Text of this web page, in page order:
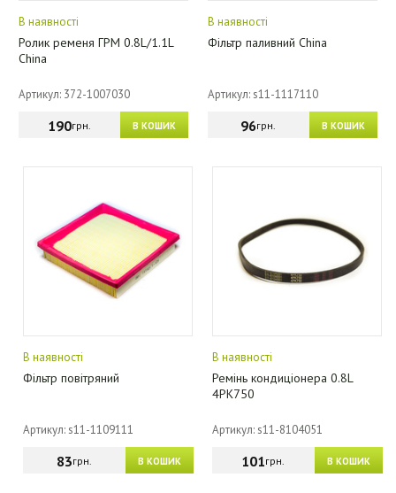
В наявності
Ролик ременя ГРМ 0.8L/1.1L
China
Артикул: 372-1007030
В КОШИК
190грн.
В наявності
Фільтр паливний China
Артикул: s11-1117110
В КОШИК
96грн.
В наявності
Фільтр повітряний
Артикул: s11-1109111
В КОШИК
83грн.
В наявності
Ремінь кондиціонера 0.8L
4PK750
Артикул: s11-8104051
В КОШИК
101грн.